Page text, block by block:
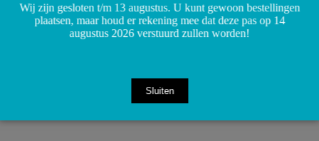
Wij zijn gesloten t/m 13 augustus. U kunt gewoon bestellingen
plaatsen, maar houd er rekening mee dat deze pas op 14
augustus 2026 verstuurd zullen worden!
Sluiten